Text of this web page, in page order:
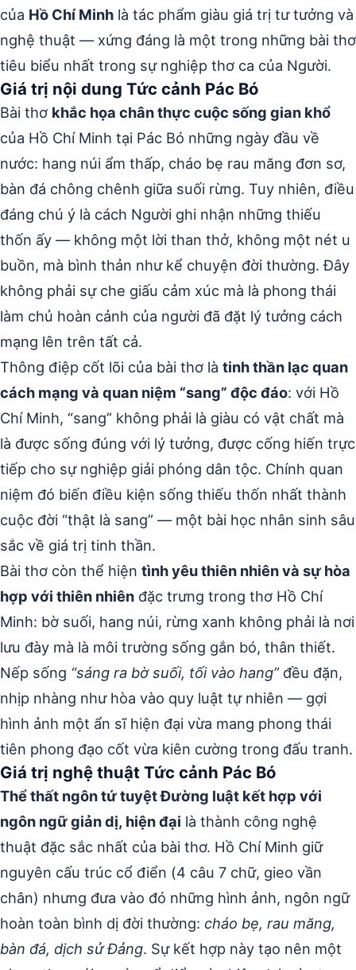
của Hồ Chí Minh là tác phẩm giàu giá trị tư tưởng và
nghệ thuật — xứng đáng là một trong những bài thơ
tiêu biểu nhất trong sự nghiệp thơ ca của Người.
Giá trị nội dung Tức cảnh Pác Bó
Bài thơ khắc họa chân thực cuộc sống gian khổ
của Hồ Chí Minh tại Pác Bó những ngày đầu về
nước: hang núi ẩm thấp, cháo bẹ rau măng đơn sơ,
bàn đá chông chênh giữa suối rừng. Tuy nhiên, điều
đáng chú ý là cách Người ghi nhận những thiếu
thốn ấy — không một lời than thở, không một nét u
buồn, mà bình thản như kể chuyện đời thường. Đây
không phải sự che giấu cảm xúc mà là phong thái
làm chủ hoàn cảnh của người đã đặt lý tưởng cách
mạng lên trên tất cả.
Thông điệp cốt lõi của bài thơ là tinh thần lạc quan
cách mạng và quan niệm “sang” độc đáo: với Hồ
Chí Minh, “sang” không phải là giàu có vật chất mà
là được sống đúng với lý tưởng, được cống hiến trực
tiếp cho sự nghiệp giải phóng dân tộc. Chính quan
niệm đó biến điều kiện sống thiếu thốn nhất thành
cuộc đời “thật là sang” — một bài học nhân sinh sâu
sắc về giá trị tinh thần.
Bài thơ còn thể hiện tình yêu thiên nhiên và sự hòa
hợp với thiên nhiên đặc trưng trong thơ Hồ Chí
Minh: bờ suối, hang núi, rừng xanh không phải là nơi
lưu đày mà là môi trường sống gắn bó, thân thiết.
Nếp sống “sáng ra bờ suối, tối vào hang”đều đặn,
nhịp nhàng như hòa vào quy luật tự nhiên — gợi
hình ảnh một ẩn sĩ hiện đại vừa mang phong thái
tiên phong đạo cốt vừa kiên cường trong đấu tranh.
Giá trị nghệ thuật Tức cảnh Pác Bó
Thể thất ngôn tứ tuyệt Đường luật kết hợp với
ngôn ngữ giản dị, hiện đại là thành công nghệ
thuật đặc sắc nhất của bài thơ. Hồ Chí Minh giữ
nguyên cấu trúc cổ điển (4 câu 7 chữ, gieo vần
chân) nhưng đưa vào đó những hình ảnh, ngôn ngữ
hoàn toàn bình dị đời thường: cháo bẹ, rau măng,
bàn đá, dịch sử Đảng. Sự kết hợp này tạo nên một